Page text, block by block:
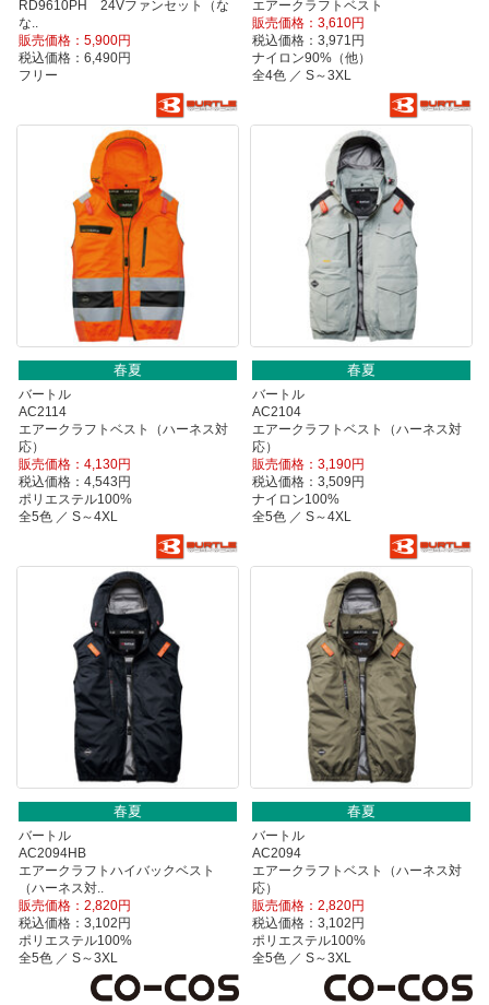
RD9610PH 24Vファンセット（な
な..
販売価格：5,900円
税込価格：6,490円
フリー
エアークラフトベスト
販売価格：3,610円
税込価格：3,971円
ナイロン90%（他）
全4色 ／ S～3XL
春夏
バートル
AC2114
エアークラフトベスト（ハーネス対
応）
販売価格：4,130円
税込価格：4,543円
ポリエステル100%
全5色 ／ S～4XL
春夏
バートル
AC2104
エアークラフトベスト（ハーネス対
応）
販売価格：3,190円
税込価格：3,509円
ナイロン100%
全5色 ／ S～4XL
春夏
バートル
AC2094HB
エアークラフトハイバックベスト
（ハーネス対..
販売価格：2,820円
税込価格：3,102円
ポリエステル100%
全5色 ／ S～3XL
春夏
バートル
AC2094
エアークラフトベスト（ハーネス対
応）
販売価格：2,820円
税込価格：3,102円
ポリエステル100%
全5色 ／ S～3XL